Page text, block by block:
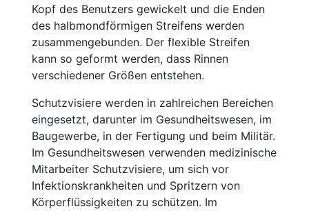
Kopf des Benutzers gewickelt und die Enden
des halbmondförmigen Streifens werden
zusammengebunden. Der flexible Streifen
kann so geformt werden, dass Rinnen
verschiedener Größen entstehen.
Schutzvisiere werden in zahlreichen Bereichen
eingesetzt, darunter im Gesundheitswesen, im
Baugewerbe, in der Fertigung und beim Militär.
Im Gesundheitswesen verwenden medizinische
Mitarbeiter Schutzvisiere, um sich vor
Infektionskrankheiten und Spritzern von
Körperflüssigkeiten zu schützen. Im